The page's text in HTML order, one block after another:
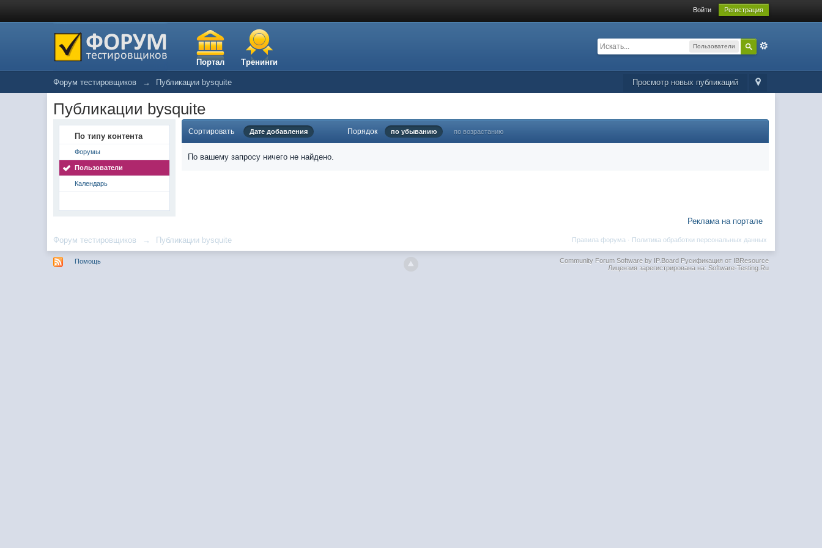
Войти Регистрация
Портал Тренинги
Пользователи
Просмотр новых публикаций
Форум тестировщиков → Публикации bysquite
Публикации bysquite
По типу контента
Форумы
Пользователи
Календарь
Сортировать Дате добавления Порядок по убыванию по возрастанию
По вашему запросу ничего не найдено.
Реклама на портале
Форум тестировщиков → Публикации bysquite Политика обработки персональных данных
Правила форума ·
Помощь Community Forum Software by IP.BoardРусификация от IBResource
Лицензия зарегистрирована на: Software-Testing.Ru